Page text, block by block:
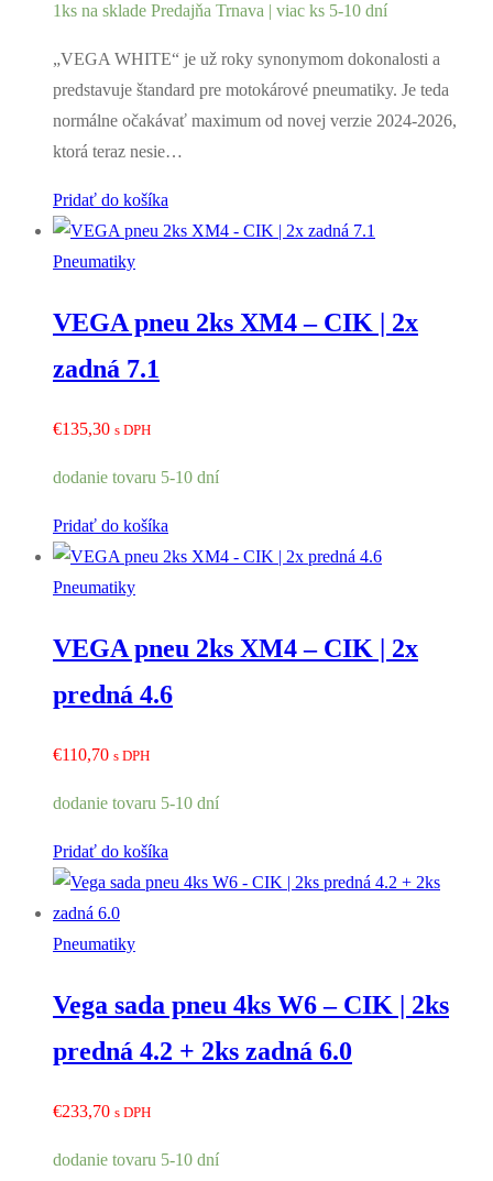
1ks na sklade Predajňa Trnava | viac ks 5-10 dní
„VEGA WHITE“ je už roky synonymom dokonalosti a
predstavuje štandard pre motokárové pneumatiky. Je teda
normálne očakávať maximum od novej verzie 2024-2026,
ktorá teraz nesie…
Pridať do košíka
Pneumatiky
VEGA pneu 2ks XM4 – CIK | 2x
zadná 7.1
€135,30 s DPH
dodanie tovaru 5-10 dní
Pridať do košíka
Pneumatiky
VEGA pneu 2ks XM4 – CIK | 2x
predná 4.6
€110,70 s DPH
dodanie tovaru 5-10 dní
Pridať do košíka
Pneumatiky
Vega sada pneu 4ks W6 – CIK | 2ks
predná 4.2 + 2ks zadná 6.0
€233,70 s DPH
dodanie tovaru 5-10 dní